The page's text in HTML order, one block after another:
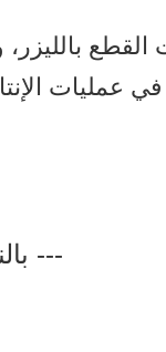
بالليزر،
عمليات
بالنسبة لحامل العرض المعدني/الخشبي، فإننا عادةً ما نحزم بهذه الطريقة ---